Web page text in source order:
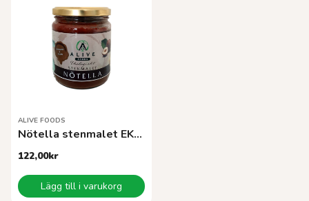
ALIVE FOODS
Nötella stenmalet EKO 260g
122,00kr
Lägg till i varukorg